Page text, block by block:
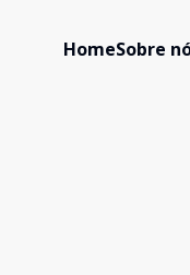
HomeSobre